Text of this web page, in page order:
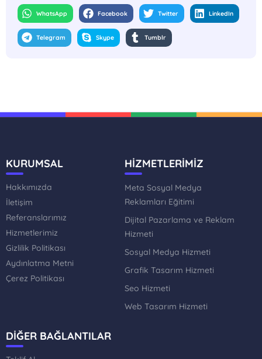
WhatsApp Facebook Twitter LinkedIn
Telegram Skype Tumblr
KURUMSAL
Hakkımızda
İletişim
Referanslarımız
Hizmetlerimiz
Gizlilik Politikası
Aydınlatma Metni
Çerez Politikası
HİZMETLERİMİZ
Meta Sosyal Medya
Reklamları Eğitimi
Dijital Pazarlama ve Reklam
Hizmeti
Sosyal Medya Hizmeti
Grafik Tasarım Hizmeti
Seo Hizmeti
Web Tasarım Hizmeti
DİĞER BAĞLANTILAR